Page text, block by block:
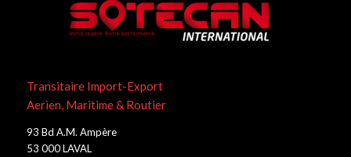
Transitaire Import-Export
Aerien, Maritime & Routier
93 Bd A.M. Ampère
53 000 LAVAL